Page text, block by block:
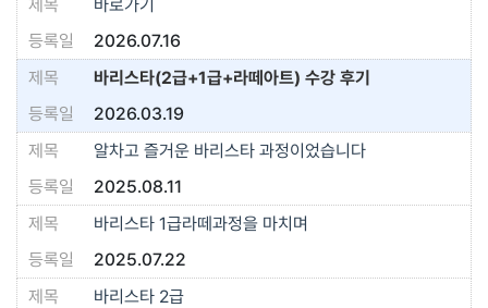
바로가기
2026.07.16
바리스타(2급+1급+라떼아트) 수강 후기
2026.03.19
알차고 즐거운 바리스타 과정이었습니다
2025.08.11
바리스타 1급라떼과정을 마치며
2025.07.22
바리스타 2급